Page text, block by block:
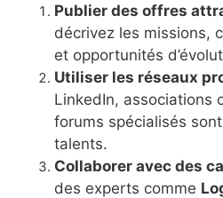
Publier des offres
décrivez les missions,
et opportunités
Utiliser les réseaux
LinkedIn, associations
forums spécialisés
talents.
Collaborer avec des
des experts comme